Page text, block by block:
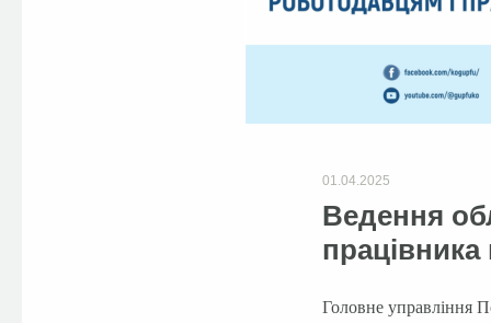
01.04.2025
Ведення
Головне управління